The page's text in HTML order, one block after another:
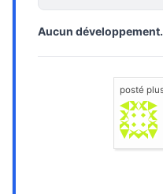
Aucun développement.
posté